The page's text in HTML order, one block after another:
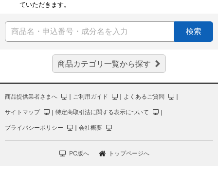
ていただきます。
検索
商品カテゴリ一覧から探す
商品提供業者さまへ ｜ ご利用ガイド ｜ よくあるご質問 ｜
サイトマップ ｜ 特定商取引法に関する表示について ｜
プライバシーポリシー ｜ 会社概要
PC版へ トップページへ